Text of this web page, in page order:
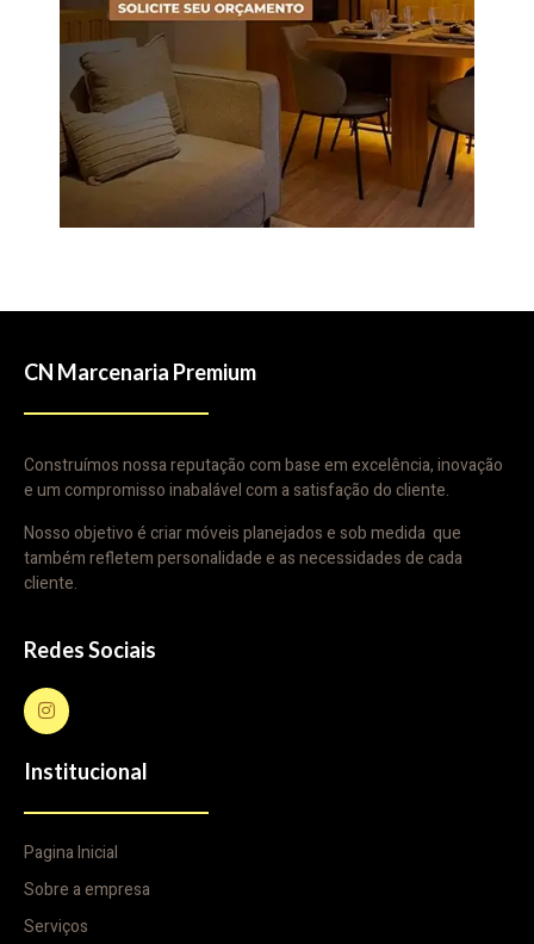
CN Marcenaria Premium
Construímos nossa reputação com base em excelência, inovação
e um compromisso inabalável com a satisfação do cliente.
Nosso objetivo é criar móveis planejados e sob medida que
também refletem personalidade e as necessidades de cada
cliente.
Redes Sociais
Institucional
Pagina Inicial
Sobre a empresa
Serviços